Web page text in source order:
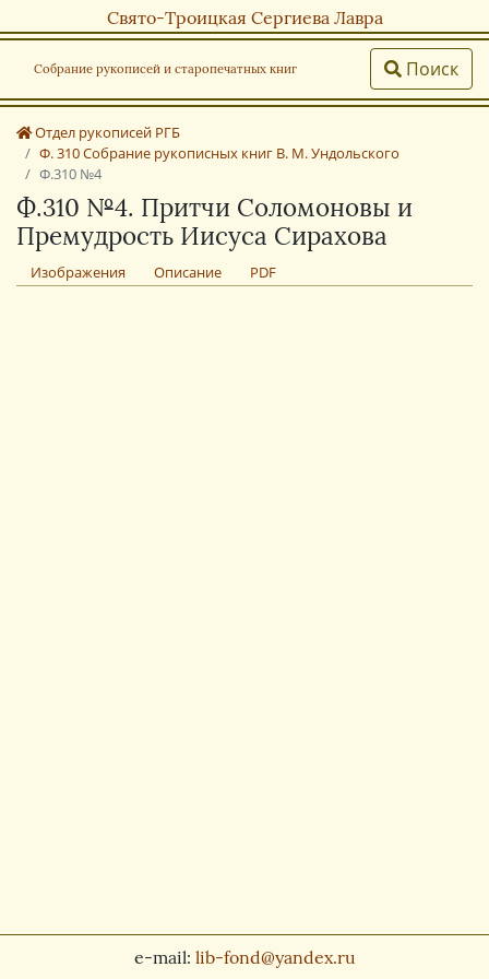
Свято-Троицкая Сергиева Лавра
Собрание рукописей и старопечатных книг Поиск
Отдел рукописей РГБ
Ф. 310 Собрание рукописных книг В. М. Ундольского
Ф.310 №4
Ф.310 №4. Притчи Соломоновы и
Премудрость Иисуса Сирахова
Изображения Описание PDF
e-mail: lib-fond@yandex.ru